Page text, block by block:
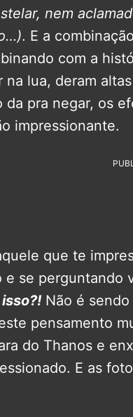
nem
. E a
com a
na lua, deram
da pra negar, os
impressionante.
que te
e se perguntando
Não é sendo
pensamento
do Thanos e
E as